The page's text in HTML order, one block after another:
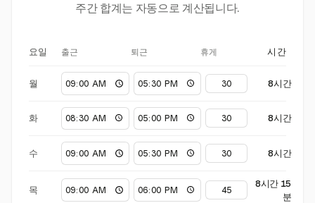
주간 합계는 자동으로 계산됩니다.
요일 출근 퇴근 휴게 시간
월 8시간
화 8시간
수 8시간
목
8시간 15
분